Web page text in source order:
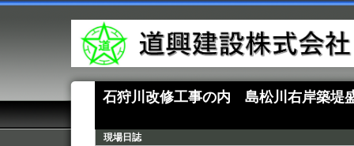
石狩川改修工事の内 島松川右岸築堤
現場日誌